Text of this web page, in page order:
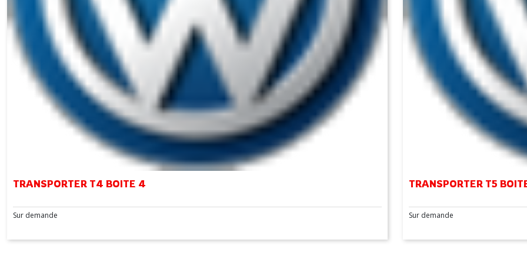
TRANSPORTER T4 BOITE 4
Sur demande
TRANSPORTER T5
Sur demande
ROC
Afficher